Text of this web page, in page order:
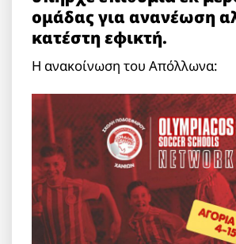
ομάδας για ανανέωση
κατέστη εφικτή.
Η ανακοίνωση του Απόλλωνα: